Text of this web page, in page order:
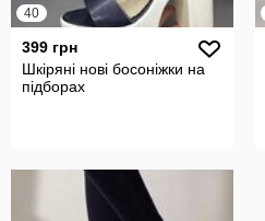
40
399 грн
Шкіряні нові босоніжки на
підборах